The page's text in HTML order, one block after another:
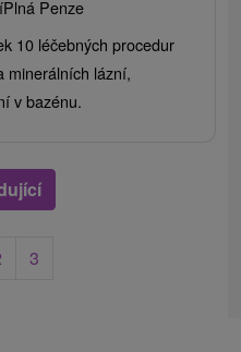
Plná Penze
10 léčebných procedur
minerálních lázní,
v bazénu.
3